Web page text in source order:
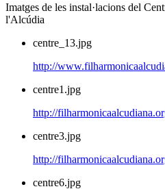
Imatges de les instal·lacions del
l'Alcúdia
centre_13.jpg
http://
centre1.jpg
http://
centre3.jpg
http://
centre6.jpg